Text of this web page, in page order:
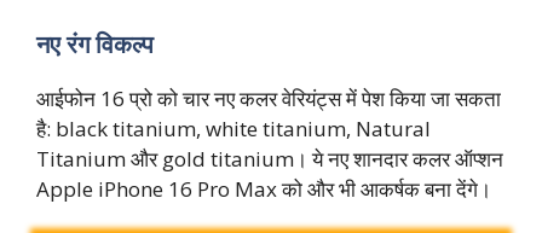
नए रंग विकल्प
आईफोन 16 प्रो को चार नए कलर वेरियंट्स में पेश किया जा सकता
है: black titanium, white titanium, Natural
Titanium और gold titanium। ये नए शानदार कलर ऑप्शन
Apple iPhone 16 Pro Max को और भी आकर्षक बना देंगे।